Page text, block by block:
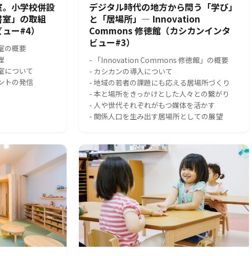
小学校併設
」の取組
ー#4）
の概要
について
トの発信
デジタル時代の地方から問う「学び」
と「居場所」― Innovation
Commons 修徳館（カシカンインタ
ビュー#3）
- 「Innovation Commons 修徳館」の概要
- カシカンの導入について
- 地域の若者の課題にも応える居場所づくり
- 本と場所をきっかけとした人々との繋がり
- 人や世代それぞれがもつ媒体を活かす
- 関係人口を生み出す居場所としての展望